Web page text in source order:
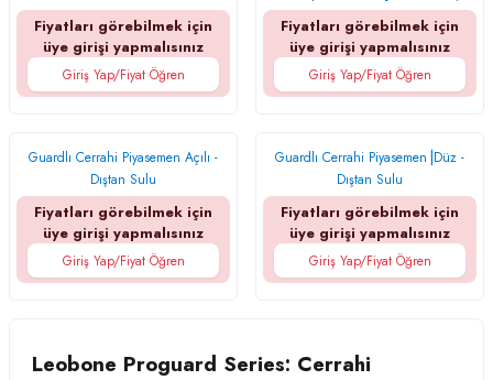
Fiyatları görebilmek için
üye girişi yapmalısınız
Giriş Yap/Fiyat Öğren
Fiyatları görebilmek için
üye girişi yapmalısınız
Giriş Yap/Fiyat Öğren
Guardlı Cerrahi Piyasemen Açılı -
Dıştan Sulu
Fiyatları görebilmek için
üye girişi yapmalısınız
Giriş Yap/Fiyat Öğren
Guardlı Cerrahi Piyasemen⎥Düz -
Dıştan Sulu
Fiyatları görebilmek için
üye girişi yapmalısınız
Giriş Yap/Fiyat Öğren
Leobone Proguard Series: Cerrahi